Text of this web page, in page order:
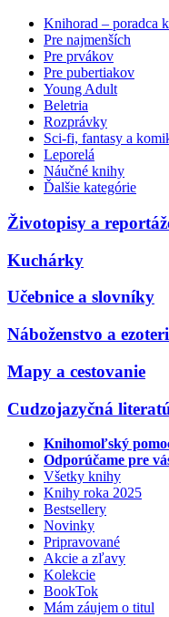
Knihorad – poradca
Pre najmenších
Pre prvákov
Pre pubertiakov
Young Adult
Beletria
Rozprávky
Sci-fi, fantasy a
Leporelá
Náučné knihy
Ďalšie kategórie
Životopisy a
Kuchárky
Učebnice a slovníky
Náboženstvo a
Mapy a cestovanie
Cudzojazyčná
Knihomoľský
Odporúčame pre
Všetky knihy
Knihy roka 2025
Bestsellery
Novinky
Pripravované
Akcie a zľavy
Kolekcie
BookTok
Mám záujem o titul